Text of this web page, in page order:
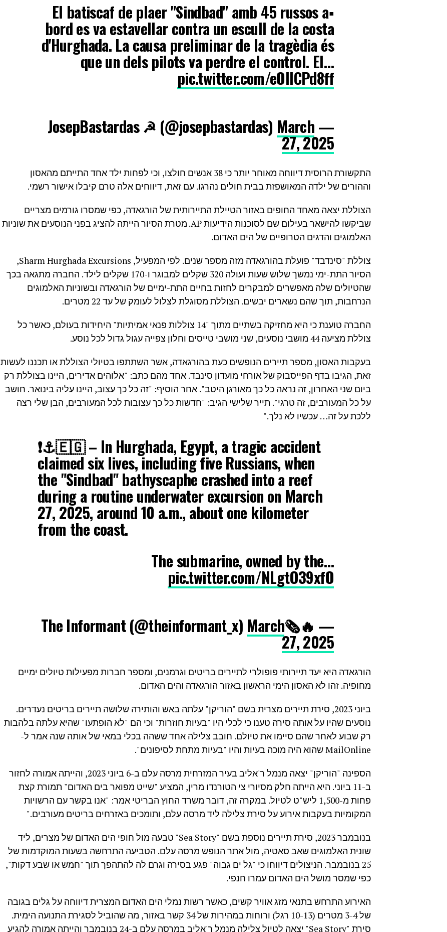
▪️El batiscaf de plaer "Sindbad" amb 45 russos a
bord es va estavellar contra un escull de la costa
d'Hurghada. La causa preliminar de la tragèdia és
que un dels pilots va perdre el control. El…
pic.twitter.com/eOlICPd8ff
— JosepBastardas ☭ (@josepbastardas)
March
27, 2025
התקשורת הרוסית דיווחה מאוחר יותר כי 38 אנשים חולצו, וכי לפחות ילד אחד התייתם מהאסון
וההורים של ילדה המאושפזת בבית חולים נהרגו. עם זאת, דיווחים אלה טרם קיבלו אישור רשמי.
הצוללת יצאה מאחד החופים באזור הטיילת התיירותית של הורגאדה, כפי שמסרו גורמים מצריים
שביקשו להישאר בעילום שם לסוכנות הידיעות AP. מטרת הסיור הייתה להציג בפני הנוסעים את שוניות
האלמוגים והדגים הטרופיים של הים האדום.
צוללת "סינדבד" פועלת בהורגאדה מזה מספר שנים. לפי המפעיל, Sharm Hurghada Excursions,
הסיור התת-ימי נמשך שלוש שעות ועולה 320 שקלים למבוגר ו-170 שקלים לילד. החברה מתגאה בכך
שהטיולים שלה מאפשרים למבקרים לחזות בחיים התת-ימיים של הורגאדה ובשוניות האלמוגים
הנרחבות, תוך שהם נשארים יבשים. הצוללת מסוגלת לצלול לעומק של עד 22 מטרים.
החברה טוענת כי היא מחזיקה בשתיים מתוך "14 צוללות פנאי אמיתיות" היחידות בעולם, כאשר כל
צוללת מציעה 44 מושבי נוסעים, שני מושבי טייסים וחלון צפייה עגול גדול לכל נוסע.
בעקבות האסון, מספר תיירים הנופשים כעת בהורגאדה, אשר השתתפו בטיולי הצוללת או תכננו לעשות
זאת, הגיבו בדף הפייסבוק של אורחי מועדון סינבד. אחד מהם כתב: "אלוהים אדירים, היינו בצוללת רק
ביום שני האחרון, זה נראה כל כך מאורגן היטב". אחר הוסיף: "זה כל כך עצוב, היינו עליה בינואר. חושב
על כל המעורבים, זה טרגי". תייר שלישי הגיב: "חדשות כל כך עצובות לכל המעורבים, הבן שלי רצה
ללכת על זה… עכשיו לא נלך."
❗️⚓️🇪🇬 – In Hurghada, Egypt, a tragic accident
claimed six lives, including five Russians, when
the "Sindbad" bathyscaphe crashed into a reef
during a routine underwater excursion on March
27, 2025, around 10 a.m., about one kilometer
from the coast.
The submarine, owned by the…
pic.twitter.com/NLgtO39xfO
— 🔥🗞The Informant (@theinformant_x)
March
27, 2025
הורגאדה היא יעד תיירותי פופולרי לתיירים בריטים וגרמנים, ומספר חברות מפעילות טיולים ימיים
מחופיה. זהו לא האסון הימי הראשון באזור הורגאדה והים האדום.
ביוני 2023, סירת תיירים מצרית בשם "הוריקן" עלתה באש והותירה שלושה תיירים בריטים נעדרים.
נוסעים שהיו על אותה סירה טענו כי לכלי היו "בעיות חוזרות" וכי הם "לא הופתעו" שהיא עלתה בלהבות
רק שבוע לאחר שהם סיימו את טיולם. חובב צלילה אחד ששהה בכלי במאי של אותה שנה אמר ל-
MailOnline שהוא היה מוכה בעיות והיו "בעיות מתחת לסיפונים".
הספינה "הוריקן" יצאה מנמל ר'אליב בעיר המזרחית מרסה עלם ב-6 ביוני 2023, והייתה אמורה לחזור
ב-11 ביוני. היא הייתה חלק מסיורי צי הטורנדו מרין, המציע "שייט מפואר בים האדום" תמורת קצת
פחות מ-1,500 ליש"ט לטיול. במקרה זה, דובר משרד החוץ הבריטי אמר: "אנו בקשר עם הרשויות
המקומיות בעקבות אירוע על סירת צלילה ליד מרסה עלם, ותומכים באזרחים בריטים מעורבים."
בנובמבר 2023, סירת תיירים נוספת בשם "Sea Story" טבעה מול חופי הים האדום של מצרים, ליד
שונית האלמוגים שאב סאטיה, מול אתר הנופש מרסה עלם. הטביעה התרחשה בשעות המוקדמות של
25 בנובמבר. הניצולים דיווחו כי "גל ים גבוה" פגע בסירה וגרם לה להתהפך תוך "חמש או שבע דקות",
כפי שמסר מושל הים האדום עמרו חנפי.
האירוע התרחש בתנאי מזג אוויר קשים, כאשר רשות נמלי הים האדום המצרית דיווחה על גלים בגובה
של 3-4 מטרים (10-13 רגל) ורוחות במהירות של 34 קשר באזור, מה שהוביל לסגירת התנועה הימית.
סירת "Sea Story" יצאה לטיול צלילה מנמל ר'אליב במרסה עלם ב-24 בנובמבר והייתה אמורה להגיע